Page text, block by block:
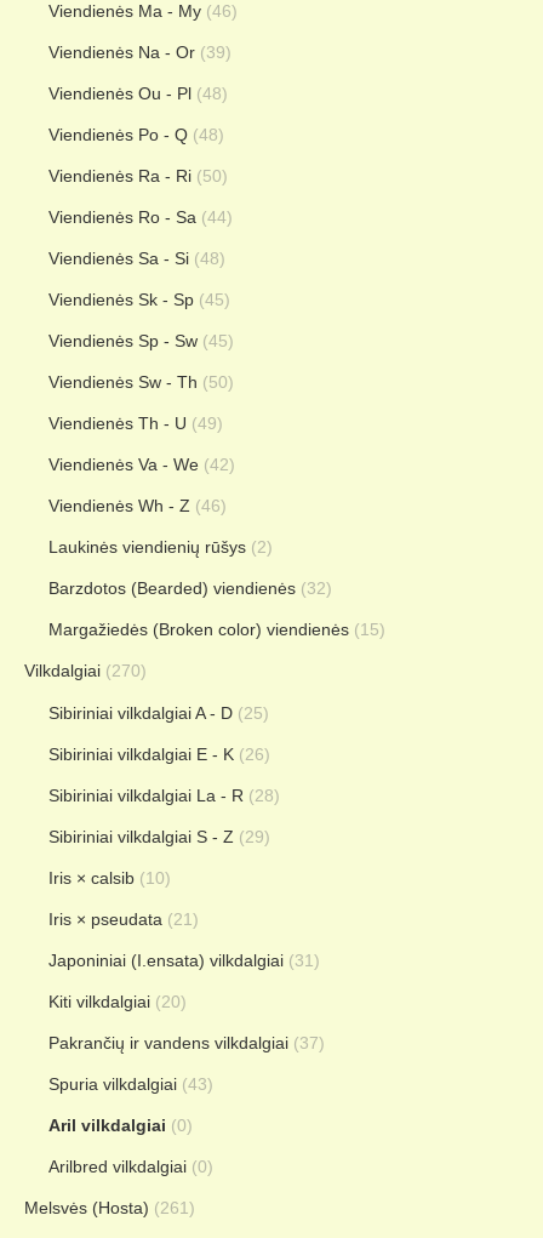
Viendienės Ma - My (46)
Viendienės Na - Or (39)
Viendienės Ou - Pl (48)
Viendienės Po - Q (48)
Viendienės Ra - Ri (50)
Viendienės Ro - Sa (44)
Viendienės Sa - Si (48)
Viendienės Sk - Sp (45)
Viendienės Sp - Sw (45)
Viendienės Sw - Th (50)
Viendienės Th - U (49)
Viendienės Va - We (42)
Viendienės Wh - Z (46)
Laukinės viendienių rūšys (2)
Barzdotos (Bearded) viendienės (32)
Margažiedės (Broken color) viendienės (15)
Vilkdalgiai (270)
Sibiriniai vilkdalgiai A - D (25)
Sibiriniai vilkdalgiai E - K (26)
Sibiriniai vilkdalgiai La - R (28)
Sibiriniai vilkdalgiai S - Z (29)
Iris × calsib (10)
Iris × pseudata (21)
Japoniniai (I.ensata) vilkdalgiai (31)
Kiti vilkdalgiai (20)
Pakrančių ir vandens vilkdalgiai (37)
Spuria vilkdalgiai (43)
Aril vilkdalgiai (0)
Arilbred vilkdalgiai (0)
Melsvės (Hosta) (261)